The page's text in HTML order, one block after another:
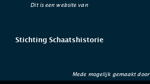
Dit is een website van
Stichting Schaatshistorie
Mede mogelijk gemaakt door